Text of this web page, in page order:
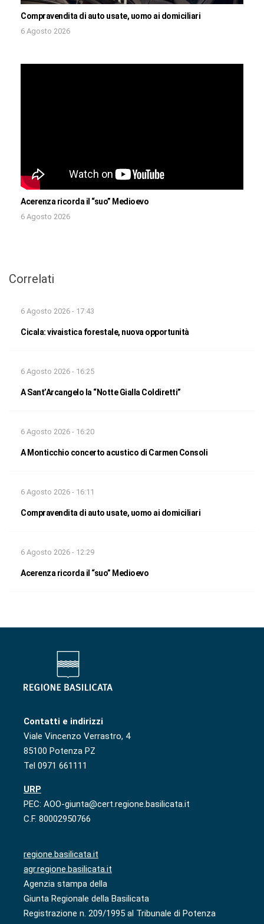
Compravendita di auto usate, uomo ai domiciliari
6 Agosto 2026
Acerenza ricorda il “suo” Medioevo
6 Agosto 2026
Correlati
6 Agosto 2026 - 17:43
Cicala: vivaistica forestale, nuova opportunità
6 Agosto 2026 - 16:25
A Sant’Arcangelo la “Notte Gialla Coldiretti”
6 Agosto 2026 - 16:20
A Monticchio concerto acustico di Carmen Consoli
6 Agosto 2026 - 16:11
Compravendita di auto usate, uomo ai domiciliari
6 Agosto 2026 - 12:29
Acerenza ricorda il “suo” Medioevo
Contatti e indirizzi
Viale Vincenzo Verrastro, 4
85100 Potenza PZ
Tel 0971 661111
URP
PEC: AOO-giunta@cert.regione.basilicata.it
C.F. 80002950766
regione.basilicata.it
agr.regione.basilicata.it
Agenzia stampa della
Giunta Regionale della Basilicata
Registrazione n. 209/1995 al Tribunale di Potenza